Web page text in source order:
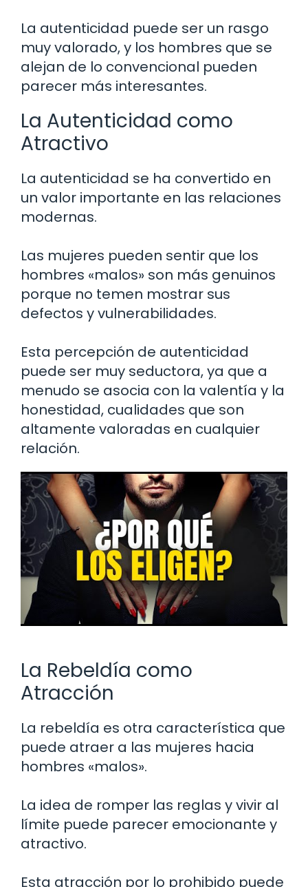
La autenticidad puede ser un rasgo
muy valorado, y los hombres que se
alejan de lo convencional pueden
parecer más interesantes.
La Autenticidad como
Atractivo
La autenticidad se ha convertido en
un valor importante en las relaciones
modernas.
Las mujeres pueden sentir que los
hombres «malos» son más genuinos
porque no temen mostrar sus
defectos y vulnerabilidades.
Esta percepción de autenticidad
puede ser muy seductora, ya que a
menudo se asocia con la valentía y la
honestidad, cualidades que son
altamente valoradas en cualquier
relación.
La Rebeldía como
Atracción
La rebeldía es otra característica que
puede atraer a las mujeres hacia
hombres «malos».
La idea de romper las reglas y vivir al
límite puede parecer emocionante y
atractivo.
Esta atracción por lo prohibido puede